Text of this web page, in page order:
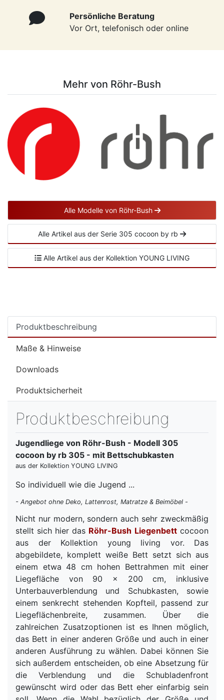
Persönliche Beratung
Vor Ort, telefonisch oder online
Mehr von Röhr-Bush
Alle Modelle von Röhr-Bush
Alle Artikel aus der Serie 305 cocoon by rb
Alle Artikel aus der Kollektion YOUNG LIVING
Produktbeschreibung
Maße & Hinweise
Downloads
Produktsicherheit
Produktbeschreibung
Jugendliege von Röhr-Bush - Modell 305
cocoon by rb 305 - mit Bettschubkasten
aus der Kollektion YOUNG LIVING
So individuell wie die Jugend ...
- Angebot ohne Deko, Lattenrost, Matratze & Beimöbel -
Nicht nur modern, sondern auch sehr zweckmäßig
stellt sich hier das Röhr-Bush Liegenbett cocoon
aus der Kollektion young living vor. Das
abgebildete, komplett weiße Bett setzt sich aus
einem etwa 48 cm hohen Bettrahmen mit einer
Liegefläche von 90 x 200 cm, inklusive
Unterbauverblendung und Schubkasten, sowie
einem senkrecht stehenden Kopfteil, passend zur
Liegeflächenbreite, zusammen. Über die
zahlreichen Zusatzoptionen ist es Ihnen möglich,
das Bett in einer anderen Größe und auch in einer
anderen Ausführung zu wählen. Dabei können Sie
sich außerdem entscheiden, ob eine Absetzung für
die Verblendung und die Schubladenfront
gewünscht wird oder das Bett eher einfarbig sein